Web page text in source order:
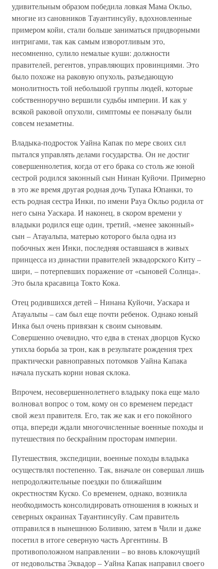
удивительным образом победила ловкая Мама Окльо,
многие из сановников Тауантинсуйу, вдохновленные
примером койи, стали больше заниматься придворными
интригами, так как самым изворотливым это,
несомненно, сулило немалые куши: должности
правителей, регентов, управляющих провинциями. Это
было похоже на раковую опухоль, разъедающую
монолитность той небольшой группы людей, которые
собственноручно вершили судьбы империи. И как у
всякой раковой опухоли, симптомы ее поначалу были
совсем незаметны.
Владыка-подросток Уайна Капак по мере своих сил
пытался управлять делами государства. Он не достиг
совершеннолетия, когда от его брака со столь же юной
сестрой родился законный сын Нинан Куйочи. Примерно
в это же время другая родная дочь Тупака Юпанки, то
есть родная сестра Инки, по имени Paya Окльо родила от
него сына Уаскара. И наконец, в скором времени у
владыки родился еще один, третий, «менее законный»
сын – Атауальпа, матерью которого была одна из
побочных жен Инки, последняя оставшаяся в живых
принцесса из династии правителей эквадорского Киту –
шири, – потерпевших поражение от «сыновей Солнца».
Это была красавица Токто Кока.
Отец родившихся детей – Нинана Куйочи, Уаскара и
Атауальпы – сам был еще почти ребенок. Однако юный
Инка был очень привязан к своим сыновьям.
Совершенно очевидно, что едва в стенах дворцов Куско
утихла борьба за трон, как в результате рождения трех
практически равноправных потомков Уайна Капака
начала пускать корни новая склока.
Впрочем, несовершеннолетнего владыку пока еще мало
волновал вопрос о том, кому он со временем передаст
свой жезл правителя. Его, так же как и его покойного
отца, впереди ждали многочисленные военные походы и
путешествия по бескрайним просторам империи.
Путешествия, экспедиции, военные походы владыка
осуществлял постепенно. Так, вначале он совершал лишь
непродолжительные поездки по ближайшим
окрестностям Куско. Со временем, однако, возникла
необходимость консолидировать отношения в южных и
северных окраинах Тауантинсуйу. Сам правитель
отправился в нынешнюю Боливию, затем в Чили и даже
посетил в итоге северную часть Аргентины. В
противоположном направлении – во вновь клокочущий
от недовольства Эквадор – Уайна Капак направил своего